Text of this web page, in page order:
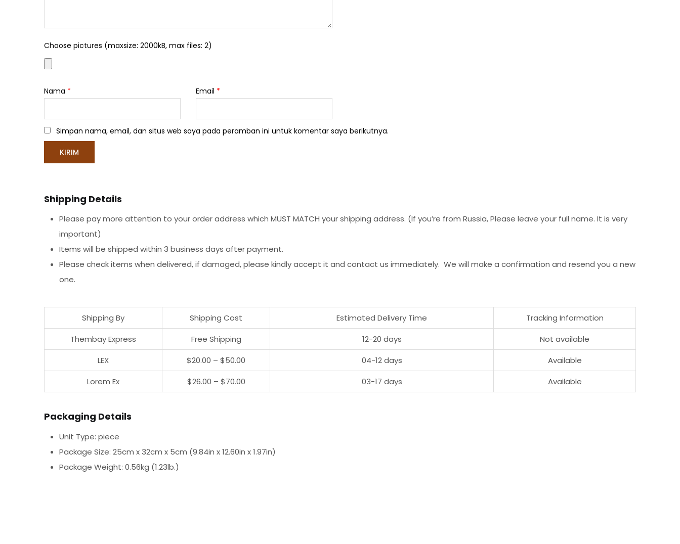
Choose pictures (maxsize: 2000kB, max files: 2)
Nama * Email *
Simpan nama, email, dan situs web saya pada peramban ini untuk komentar saya berikutnya.
Shipping Details
Please pay more attention to your order address which MUST MATCH your shipping address. (If you’re from Russia, Please leave your full name. It is very
important)
Items will be shipped within 3 business days after payment.
Please check items when delivered, if damaged, please kindly accept it and contact us immediately. We will make a confirmation and resend you a new
one.
Shipping By Shipping Cost Estimated Delivery Time
Tracking Information
Thembay Express
Free Shipping 12-20 days
Not available
LEX
$20.00 – $50.00 04-12 days
Available
Lorem Ex
$26.00 – $70.00 03-17 days Available
Packaging Details
Unit Type: piece
Package Size: 25cm x 32cm x 5cm (9.84in x 12.60in x 1.97in)
Package Weight: 0.56kg (1.23lb.)